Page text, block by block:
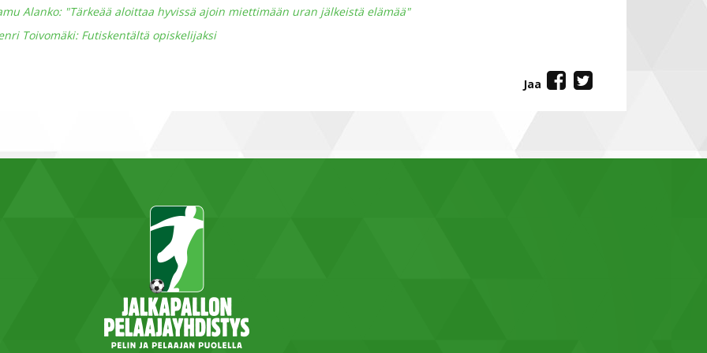
Alanko: "Tärkeää aloittaa hyvissä ajoin miettimään uran jälkeistä elämää"
Toivomäki: Futiskentältä opiskelijaksi
Jaa